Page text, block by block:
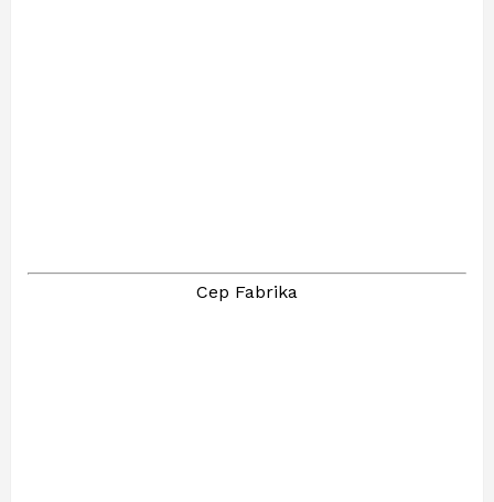
Cep Fabrika